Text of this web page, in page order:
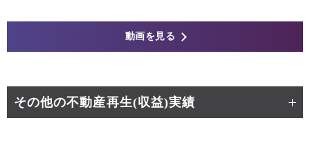
動画を見る
その他の不動産再生(収益)実績